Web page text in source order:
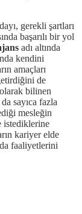
gerekli şartları
başarılı bir yol
adı altında
kendini
amaçları
de
olarak bilinen
sayıca fazla
mesleğin
istediklerine
kariyer elde
faaliyetlerini